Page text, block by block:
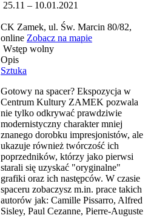
25.11 – 10.01.2021
CK Zamek, ul. Św. Marcin 80/82,
online Zobacz na mapie
Wstęp wolny
Opis
Sztuka
Gotowy na spacer? Ekspozycja w
Centrum Kultury ZAMEK pozwala
nie tylko odkrywać prawdziwie
modernistyczny charakter mniej
znanego dorobku impresjonistów, ale
ukazuje również twórczość ich
poprzedników, którzy jako pierwsi
starali się uzyskać "oryginalne"
grafiki oraz ich następców. W czasie
spaceru zobaczysz m.in. prace takich
autorów jak: Camille Pissarro, Alfred
Sisley, Paul Cezanne, Pierre-Auguste